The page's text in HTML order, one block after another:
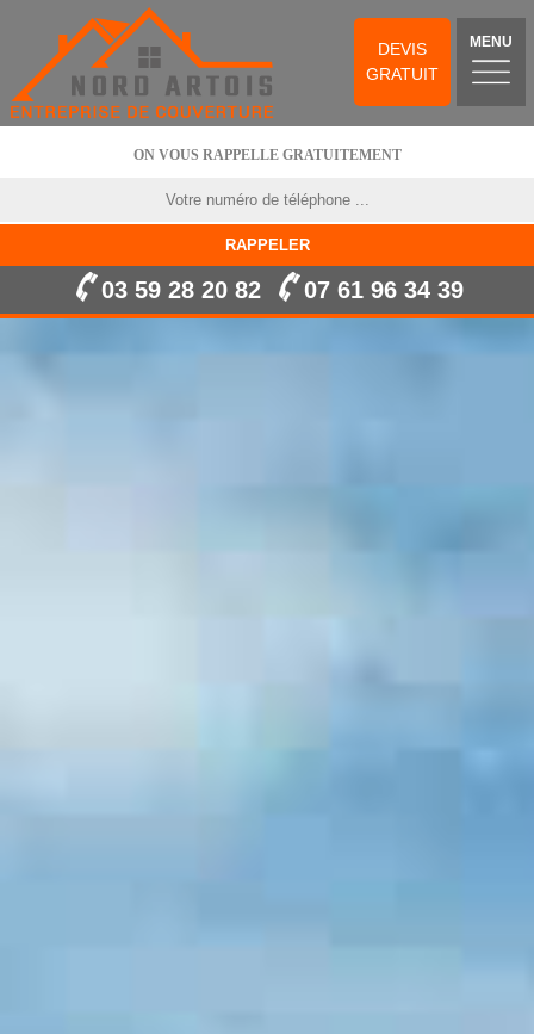
DEVIS
GRATUIT
MENU
ON VOUS RAPPELLE GRATUITEMENT
03 59 28 20 82 07 61 96 34 39